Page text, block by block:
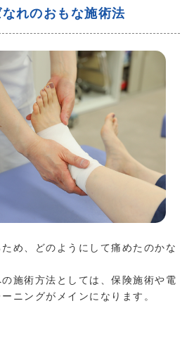
れのおもな施術法
め、どのようにして痛めたのかな
施術方法としては、保険施術や電
ニングがメインになります。